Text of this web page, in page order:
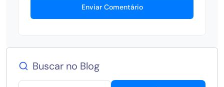
Enviar Comentário
Buscar no Blog